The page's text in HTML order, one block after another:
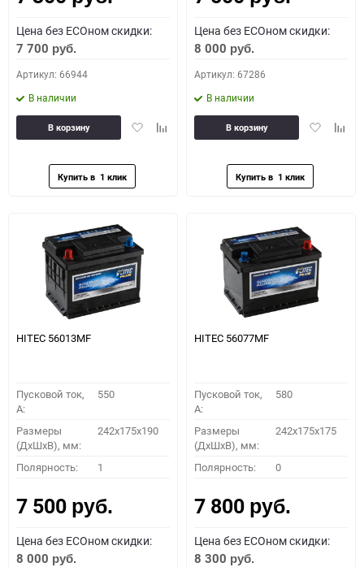
Цена без ECOном скидки:
7 700 руб.
Артикул: 66944
В наличии
ДобавитьДобавить
В корзину
Цена без ECOном скидки:
8 000 руб.
Артикул: 67286
В наличии
Добавить
В корзину
HITEC 56013MF
Пусковой ток,
A:
550
Размеры
(ДхШхВ), мм:
242x175x190
Полярность: 1
7 500 руб.
Цена без ECOном скидки:
8 000 руб.
HITEC 56077MF
Пусковой ток,
A:
580
Размеры
(ДхШхВ), мм:
242x175x175
Полярность: 0
7 800 руб.
Цена без ECOном скидки:
8 300 руб.